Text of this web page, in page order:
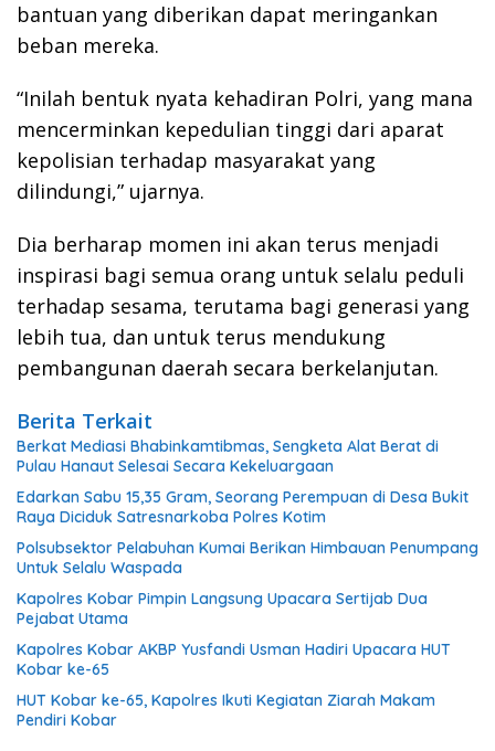
bantuan yang diberikan dapat meringankan
beban mereka.
“Inilah bentuk nyata kehadiran Polri, yang mana
mencerminkan kepedulian tinggi dari aparat
kepolisian terhadap masyarakat yang
dilindungi,” ujarnya.
Dia berharap momen ini akan terus menjadi
inspirasi bagi semua orang untuk selalu peduli
terhadap sesama, terutama bagi generasi yang
lebih tua, dan untuk terus mendukung
pembangunan daerah secara berkelanjutan.
Berita Terkait
Berkat Mediasi Bhabinkamtibmas, Sengketa Alat Berat di
Pulau Hanaut Selesai Secara Kekeluargaan
Edarkan Sabu 15,35 Gram, Seorang Perempuan di Desa Bukit
Raya Diciduk Satresnarkoba Polres Kotim
Polsubsektor Pelabuhan Kumai Berikan Himbauan Penumpang
Untuk Selalu Waspada
Kapolres Kobar Pimpin Langsung Upacara Sertijab Dua
Pejabat Utama
Kapolres Kobar AKBP Yusfandi Usman Hadiri Upacara HUT
Kobar ke-65
HUT Kobar ke-65, Kapolres Ikuti Kegiatan Ziarah Makam
Pendiri Kobar